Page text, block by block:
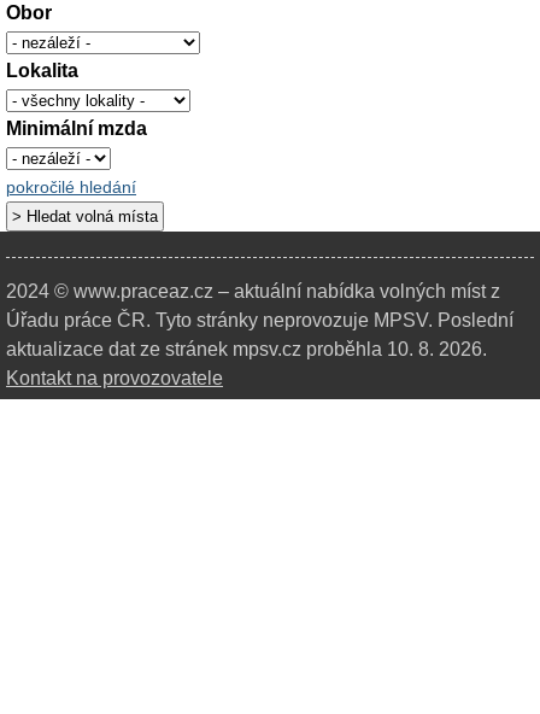
Obor
Lokalita
Minimální mzda
pokročilé hledání
2024 © www.praceaz.cz – aktuální nabídka volných míst z
Úřadu práce ČR. Tyto stránky neprovozuje MPSV. Poslední
aktualizace dat ze stránek mpsv.cz proběhla 10. 8. 2026.
Kontakt na provozovatele